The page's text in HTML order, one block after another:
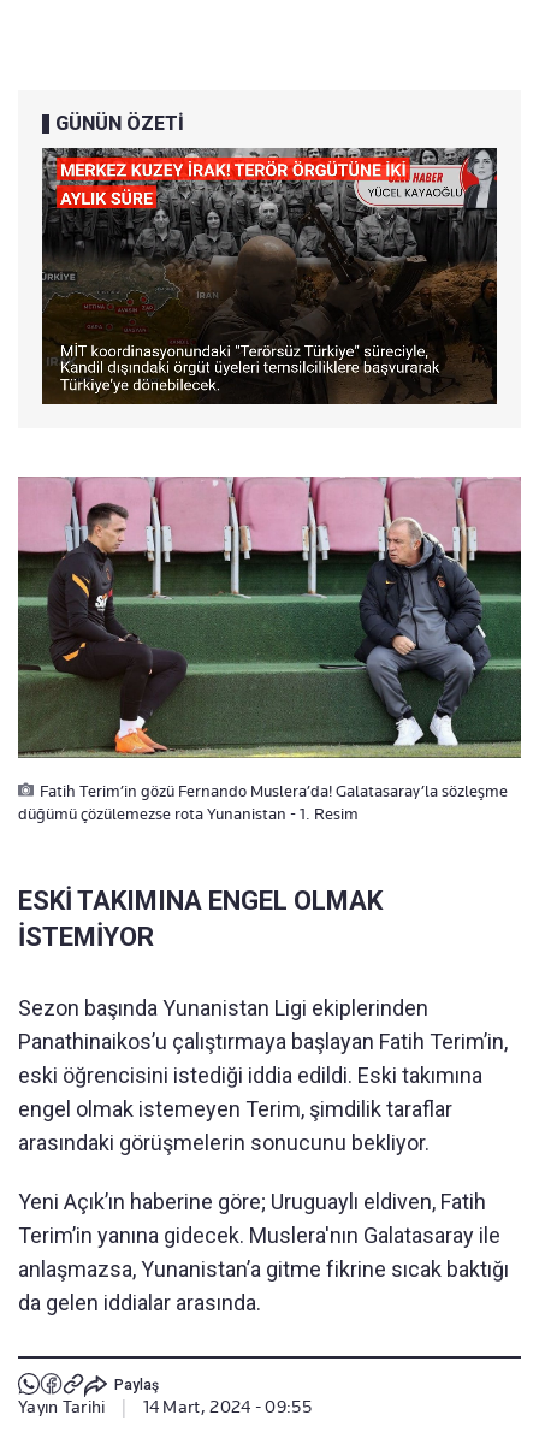
GÜNÜN ÖZETİ
Fatih Terim’in gözü Fernando Muslera’da! Galatasaray’la sözleşme
düğümü çözülemezse rota Yunanistan - 1. Resim
ESKİ TAKIMINA ENGEL OLMAK
İSTEMİYOR
Sezon başında Yunanistan Ligi ekiplerinden
Panathinaikos’u çalıştırmaya başlayan Fatih Terim’in,
eski öğrencisini istediği iddia edildi. Eski takımına
engel olmak istemeyen Terim, şimdilik taraflar
arasındaki görüşmelerin sonucunu bekliyor.
Yeni Açık’ın haberine göre; Uruguaylı eldiven, Fatih
Terim’in yanına gidecek. Muslera'nın Galatasaray ile
anlaşmazsa, Yunanistan’a gitme fikrine sıcak baktığı
da gelen iddialar arasında.
Paylaş
Yayın Tarihi 14 Mart, 2024 - 09:55